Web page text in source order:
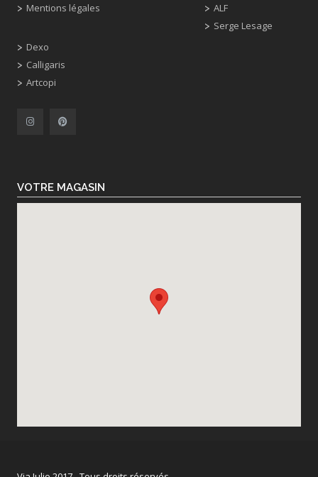
Mentions légales
Dexo
Calligaris
Artcopi
ALF
Serge Lesage
VOTRE MAGASIN